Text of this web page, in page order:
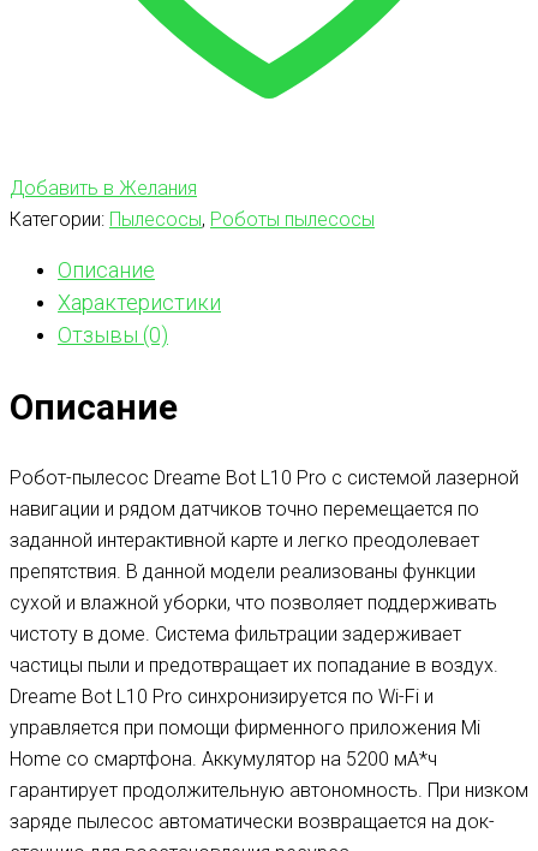
Добавить в Желания
Категории: Пылесосы, Роботы пылесосы
Описание
Характеристики
Отзывы (0)
Описание
Робот-пылесос Dreame Bot L10 Pro с системой лазерной
навигации и рядом датчиков точно перемещается по
заданной интерактивной карте и легко преодолевает
препятствия. В данной модели реализованы функции
сухой и влажной уборки, что позволяет поддерживать
чистоту в доме. Система фильтрации задерживает
частицы пыли и предотвращает их попадание в воздух.
Dreame Bot L10 Pro синхронизируется по Wi-Fi и
управляется при помощи фирменного приложения Mi
Home со смартфона. Аккумулятор на 5200 мА*ч
гарантирует продолжительную автономность. При низком
заряде пылесос автоматически возвращается на док-